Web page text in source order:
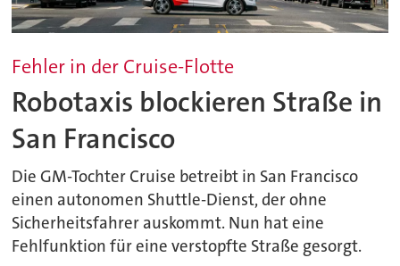
Fehler in der Cruise-Flotte
Robotaxis blockieren Straße in
San Francisco
Die GM-Tochter Cruise betreibt in San Francisco
einen autonomen Shuttle-Dienst, der ohne
Sicherheitsfahrer auskommt. Nun hat eine
Fehlfunktion für eine verstopfte Straße gesorgt.